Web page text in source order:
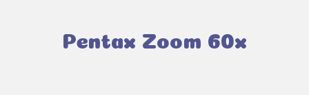
Pentax Zoom 60x